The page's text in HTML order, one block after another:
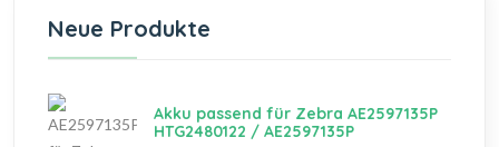
Neue Produkte
Akku passend für Zebra AE2597135P
HTG2480122 / AE2597135P